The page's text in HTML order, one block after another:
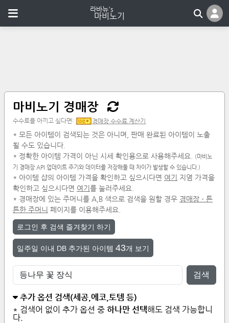
마비노기 경매장
수수료를 아끼고 싶다면: 경매장 수수료 계산기
* 모든 아이템이 검색되는 것은 아니며, 판매 완료된 아이템이 노출
될 수도 있습니다.
* 정확한 아이템 가격이 아닌 시세 확인용으로 사용해주세요.
(마비노
기 경매장 API 업데이트 주기와 데이터를 저장해둘 때 차이가 발생할 수 있습니다.)
* 아이템 샵의 아이템 가격을 확인하고 싶으시다면 여기
지염 가격을
확인하고 싶으시다면 여기 를 눌러주세요.
* 경매장에 있는 주머니를 A,B 색으로 검색을 원할 경우 경매장 - 튼
튼한 주머니 페이지를 이용해주세요.
로그인 후 검색 즐겨찾기 하기
일주일 이내 DB 추가된 아이템 43개 보기
검색
추가 옵션 검색(세공,에코,토템 등)
* 검색어 없이 추가 옵션 중 하나만 선택해도 검색 가능합니
다.